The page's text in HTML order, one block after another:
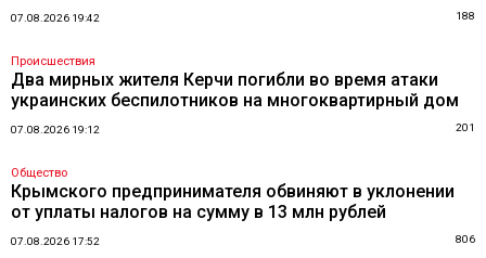
07.08.2026 19:42 188
Происшествия
Два мирных жителя Керчи погибли во время атаки
украинских беспилотников на многоквартирный дом
07.08.2026 19:12 201
Общество
Крымского предпринимателя обвиняют в уклонении
от уплаты налогов на сумму в 13 млн рублей
07.08.2026 17:52 806